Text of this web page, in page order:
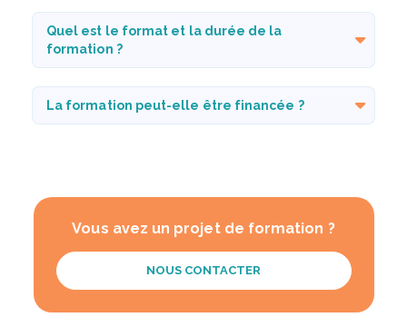
Quel est le format et la durée de la
formation ?
La formation peut-elle être financée ?
Vous avez un projet de formation ?
NOUS CONTACTER